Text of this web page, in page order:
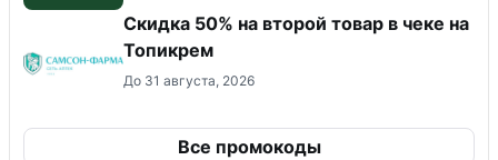
Скидка 50% на второй товар в чеке на
Топикрем
До 31 августа, 2026
Все промокоды